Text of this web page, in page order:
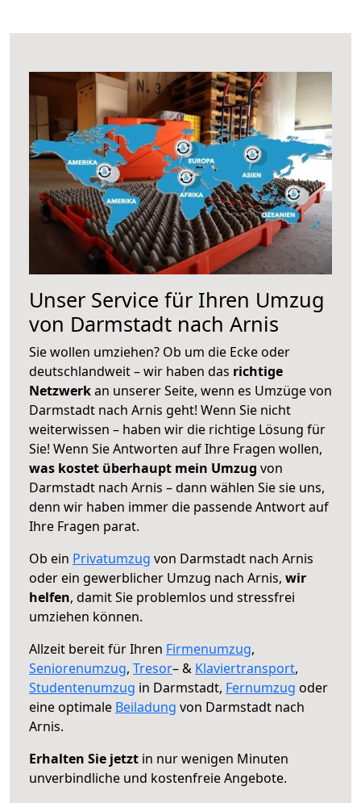
Unser Service für Ihren Umzug
von Darmstadt nach Arnis
Sie wollen umziehen? Ob um die Ecke oder
deutschlandweit – wir haben das richtige
Netzwerkan unserer Seite, wenn es Umzüge von
Darmstadt nach Arnis geht! Wenn Sie nicht
weiterwissen – haben wir die richtige Lösung für
Sie! Wenn Sie Antworten auf Ihre Fragen wollen,
was kostet überhaupt mein Umzug von
Darmstadt nach Arnis – dann wählen Sie sie uns,
denn wir haben immer die passende Antwort auf
Ihre Fragen parat.
Ob ein Privatumzug von Darmstadt nach Arnis
oder ein gewerblicher Umzug nach Arnis, wir
helfen, damit Sie problemlos und stressfrei
umziehen können.
Allzeit bereit für Ihren Firmenumzug,
Seniorenumzug, Tresor– & Klaviertransport,
Studentenumzug in Darmstadt, Fernumzug oder
eine optimale Beiladung von Darmstadt nach
Arnis.
Erhalten Sie jetzt in nur wenigen Minuten
unverbindliche und kostenfreie Angebote.